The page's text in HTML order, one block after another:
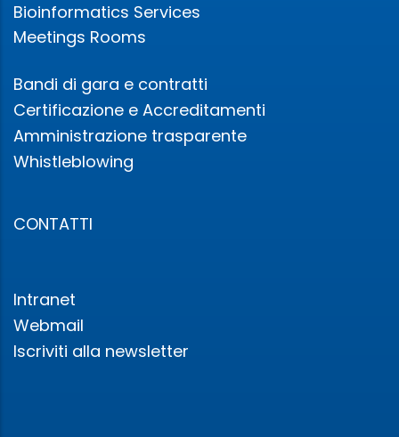
Bioinformatics Services
Meetings Rooms
Bandi di gara e contratti
Certificazione e Accreditamenti
Amministrazione trasparente
Whistleblowing
CONTATTI
Intranet
Webmail
Iscriviti alla newsletter